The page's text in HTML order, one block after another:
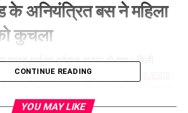
के अनियंत्रित बस ने महिला
कुचला
यात्रा मार्ग पर दर्दनाक हादसा हो गया। मिली
गौचर ग्राउंड के पास बुधवार को एक
है।
CONTINUE READING
YOU MAY LIKE